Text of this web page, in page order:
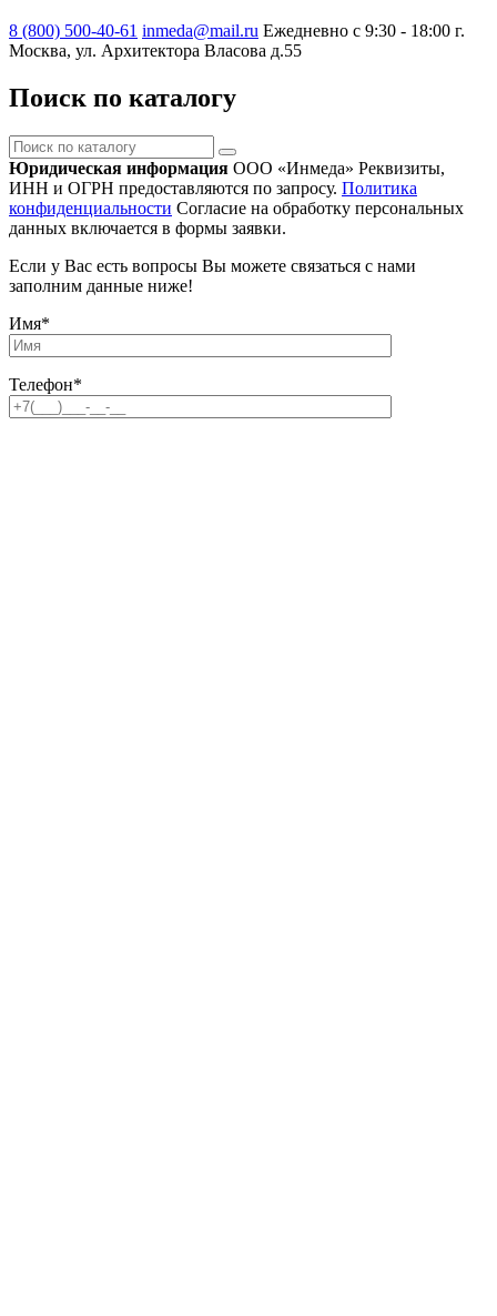
8 (800) 500-40-61 inmeda@mail.ru Ежедневно с 9:30 - 18:00 г.
Москва, ул. Архитектора Власова д.55
Поиск по каталогу
Поиск
по
каталогу
Юридическая информация ООО «Инмеда» Реквизиты,
ИНН и ОГРН предоставляются по запросу. Политика
конфиденциальности Согласие на обработку персональных
данных включается в формы заявки.
Если у Вас есть вопросы Вы можете связаться с нами
заполним данные ниже!
Имя*
Телефон*